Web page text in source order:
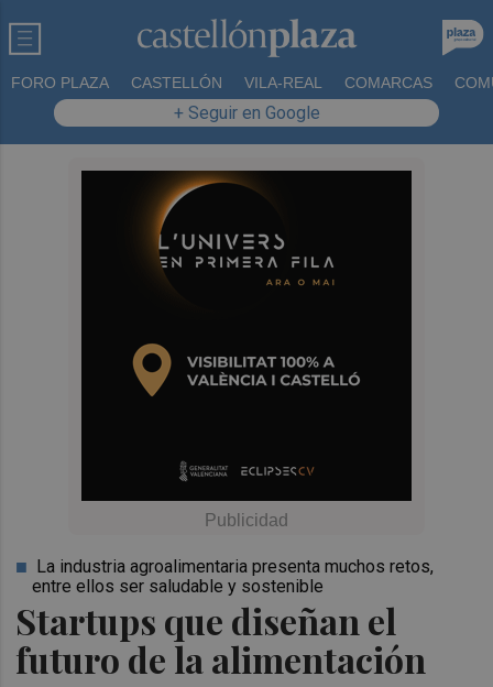
FORO PLAZA CASTELLÓN VILA-REAL COMARCAS
+ Seguir en Google
Startups que diseñan el
futuro de la alimentación
La industria agroalimentaria presenta muchos retos,
entre ellos ser saludable y sostenible